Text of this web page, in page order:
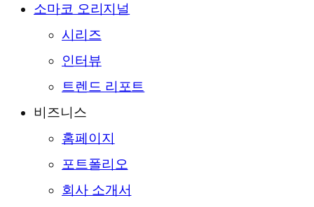
소마코 오리지널
시리즈
인터뷰
트렌드 리포트
비즈니스
홈페이지
포트폴리오
회사 소개서